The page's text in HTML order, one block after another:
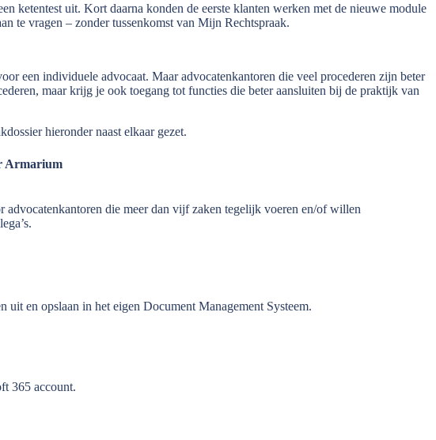
ketentest uit. Kort daarna konden de eerste klanten werken met de nieuwe module
te vragen – zonder tussenkomst van Mijn Rechtspraak.
een individuele advocaat. Maar advocatenkantoren die veel procederen zijn beter
maar krijg je ook toegang tot functies die beter aansluiten bij de praktijk van
hieronder naast elkaar gezet.
Armarium
advocatenkantoren die meer dan vijf zaken tegelijk voeren en/of willen
uit en opslaan in het eigen Document Management Systeem.
365 account.